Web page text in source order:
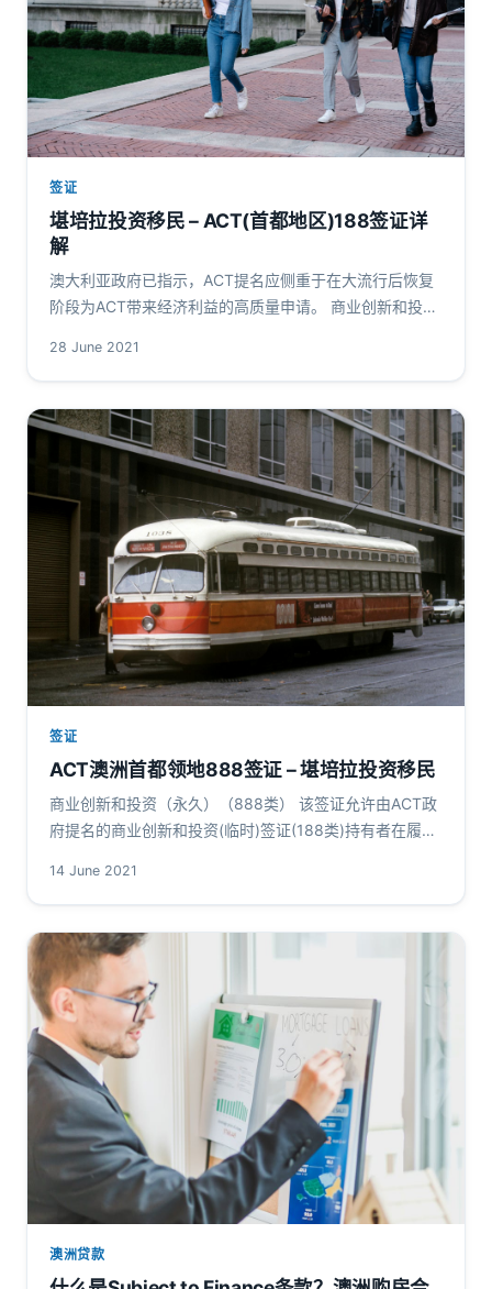
签证
堪培拉投资移民 – ACT(首都地区)188签证详
解
澳大利亚政府已指示，ACT提名应侧重于在大流行后恢复
阶段为ACT带来经济利益的高质量申请。 商业创新和投资
28 June 2021
签证
ACT澳洲首都领地888签证 – 堪培拉投资移民
商业创新和投资（永久）（888类） 该签证允许由ACT政
府提名的商业创新和投资(临时)签证(188类)持有者在履行
14 June 2021
澳洲贷款